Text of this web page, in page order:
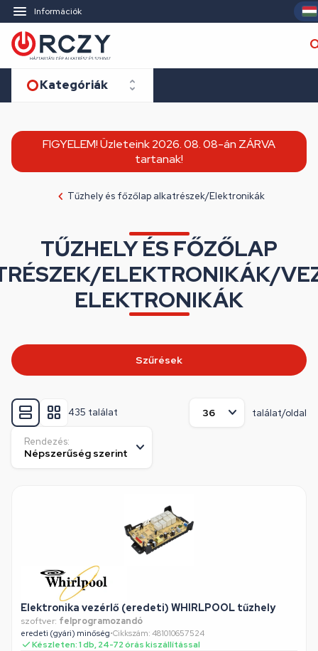
Információk
Kategóriák
FIGYELEM! Üzleteink 2026. 08. 08-án ZÁRVA
tartanak!
Tűzhely és főzőlap alkatrészek/Elektronikák
TŰZHELY ÉS FŐZŐLAP
ELEKTRONIKÁK/
ELEKTRONIKÁK
435 találat találat/oldal
Rendezés:
Elektronika vezérlő (eredeti) WHIRLPOOL tűzhely
szoftver: felprogramozandó
eredeti (gyári) minőség•Cikkszám: 481010657524
Készleten: 1 db, 24-72 órás kiszállítással
Szűrések